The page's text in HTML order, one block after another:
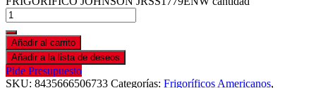
Añadir al carrito
Añadir a la lista de deseos
Pide Presupuesto
SKU: 8435666506733 Categorías: Frigoríficos Americanos,